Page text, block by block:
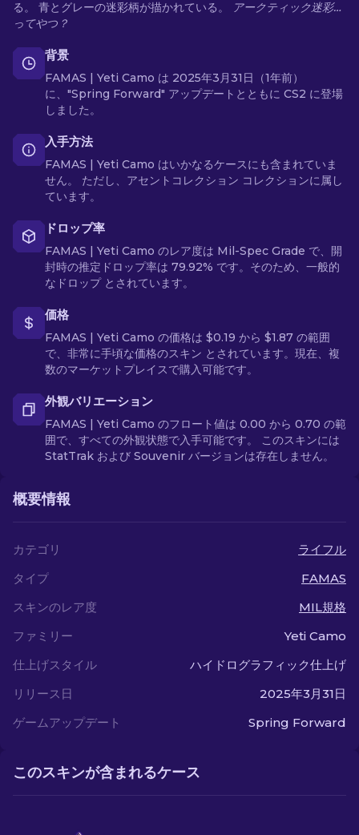
る。 青とグレーの迷彩柄が描かれている。
アークティック迷彩…
ってやつ？
背景
FAMAS | Yeti Camo は 2025年3月31日（1年前）
に、"Spring Forward" アップデートとともに CS2 に登場
しました。
入手方法
FAMAS | Yeti Camo はいかなるケースにも含まれていま
せん。 ただし、アセントコレクション コレクションに属し
ています。
ドロップ率
FAMAS | Yeti Camo のレア度は Mil-Spec Grade で、開
封時の推定ドロップ率は 79.92% です。そのため、一般的
なドロップ とされています。
価格
FAMAS | Yeti Camo の価格は $0.19 から $1.87 の範囲
で、非常に手頃な価格のスキン とされています。現在、複
数のマーケットプレイスで購入可能です。
外観バリエーション
FAMAS | Yeti Camo のフロート値は 0.00 から 0.70 の範
囲で、すべての外観状態で入手可能です。 このスキンには
StatTrak および Souvenir バージョンは存在しません。
概要情報
カテゴリ
ライフル
タイプ
FAMAS
スキンのレア度
MIL規格
ファミリー
Yeti Camo
仕上げスタイル
ハイドログラフィック仕上げ
リリース日
2025年3月31日
ゲームアップデート
Spring Forward
このスキンが含まれるケース